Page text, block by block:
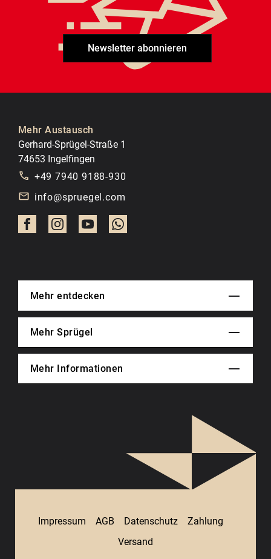
Newsletter abonnieren
Mehr Austausch
Gerhard-Sprügel-Straße 1
74653 Ingelfingen
+49 7940 9188-930
info@spruegel.com
Mehr entdecken
Mehr Sprügel
Mehr Informationen
Impressum AGB Datenschutz
Zahlung
Versand